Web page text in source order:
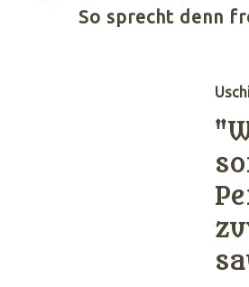
So sprecht denn